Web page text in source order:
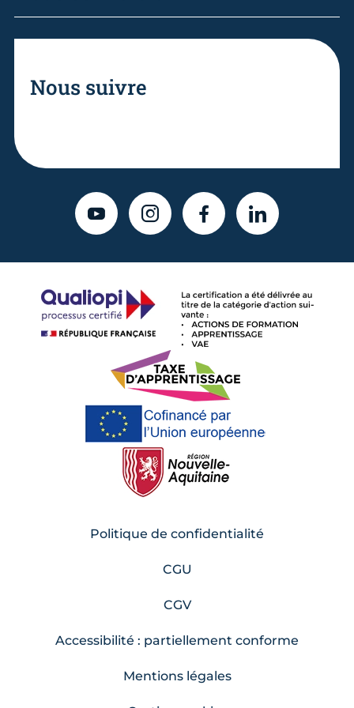
Nous suivre
YOUTUBEINSTAGRAMFACEBOOKLINKEDIN
Politique de confidentialité
CGU
CGV
Accessibilité : partiellement conforme
Mentions légales